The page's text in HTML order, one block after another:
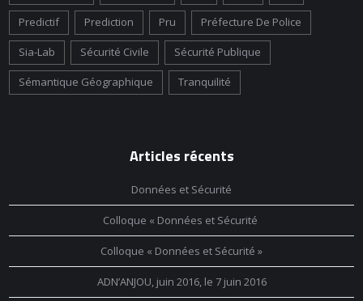
Predictif Prediction Pru Préfecture De Police
Sia-Lab Sécurité Civile Sécurité Publique
Sémantique Géographique Tranquilité
Articles récents
Données et Sécurité
Colloque « Données et Sécurité
Colloque « Données et Sécurité »
ADN’ANJOU, juin 2016, le 7 juin 2016